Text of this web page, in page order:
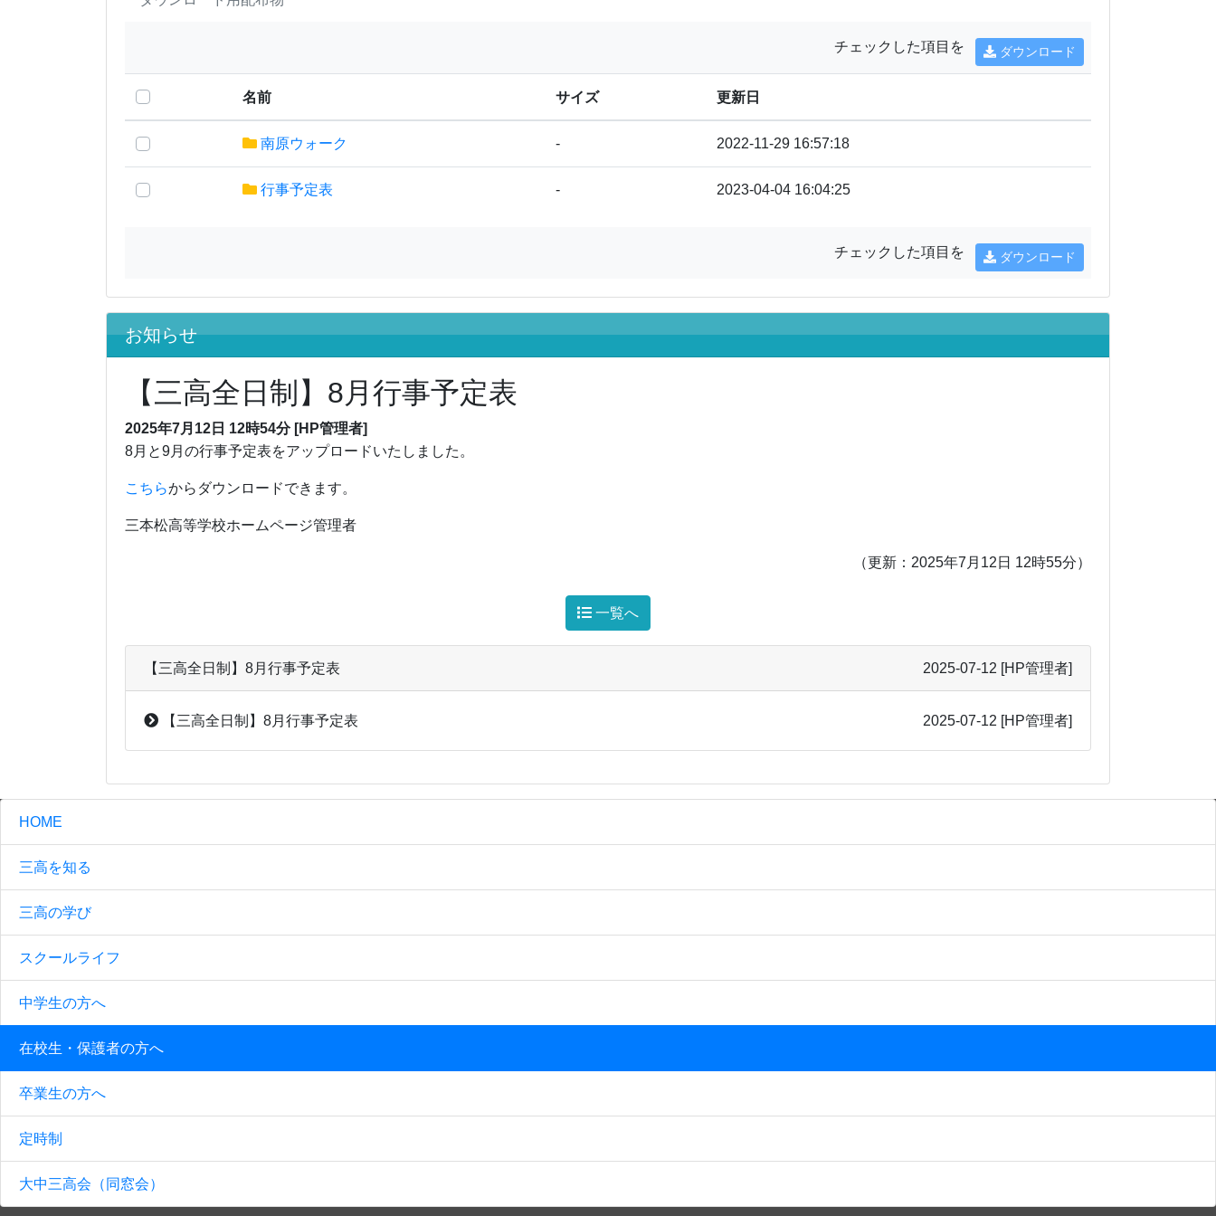
チェックした項目を ダウンロード
名前 サイズ 更新日
南原ウォーク - 2022-11-29 16:57:18
行事予定表 - 2023-04-04 16:04:25
チェックした項目を ダウンロード
お知らせ
【三高全日制】8月行事予定表
2025年7月12日 12時54分 [HP管理者]
8月と9月の行事予定表をアップロードいたしました。
こちらからダウンロードできます。
三本松高等学校ホームページ管理者
（更新：2025年7月12日 12時55分）
一覧へ
【三高全日制】8月行事予定表 2025-07-12 [HP管理者]
【三高全日制】8月行事予定表 2025-07-12 [HP管理者]
HOME
三高を知る
三高の学び
スクールライフ
中学生の方へ
在校生・保護者の方へ
卒業生の方へ
定時制
大中三高会（同窓会）